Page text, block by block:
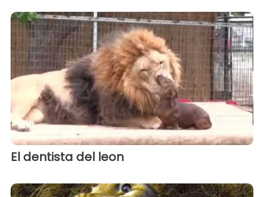
El dentista del leon